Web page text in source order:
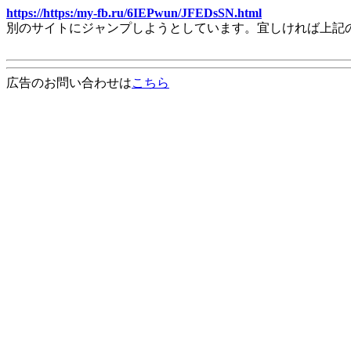
https://https:/my-fb.ru/6IEPwun/JFEDsSN.html
別のサイトにジャンプしようとしています。宜しければ上
広告のお問い合わせはこちら